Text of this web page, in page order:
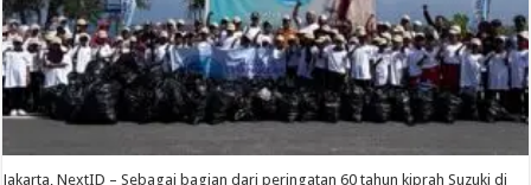
Jakarta, NextID – Sebagai bagian dari peringatan 60 tahun kiprah Suzuki di